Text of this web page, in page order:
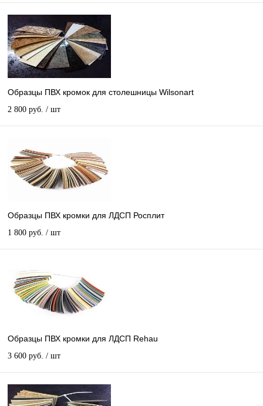
Образцы ПВХ кромок для столешницы Wilsonart
2 800 руб. / шт
Образцы ПВХ кромки для ЛДСП Росплит
1 800 руб. / шт
Образцы ПВХ кромки для ЛДСП Rehau
3 600 руб. / шт